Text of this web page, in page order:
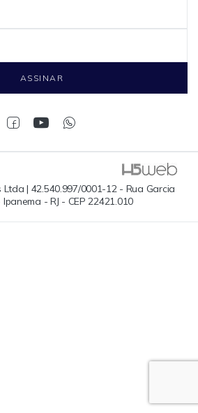
ASSINAR
| 42.540.997/0001-12 - Rua Garcia
- RJ - CEP 22421.010